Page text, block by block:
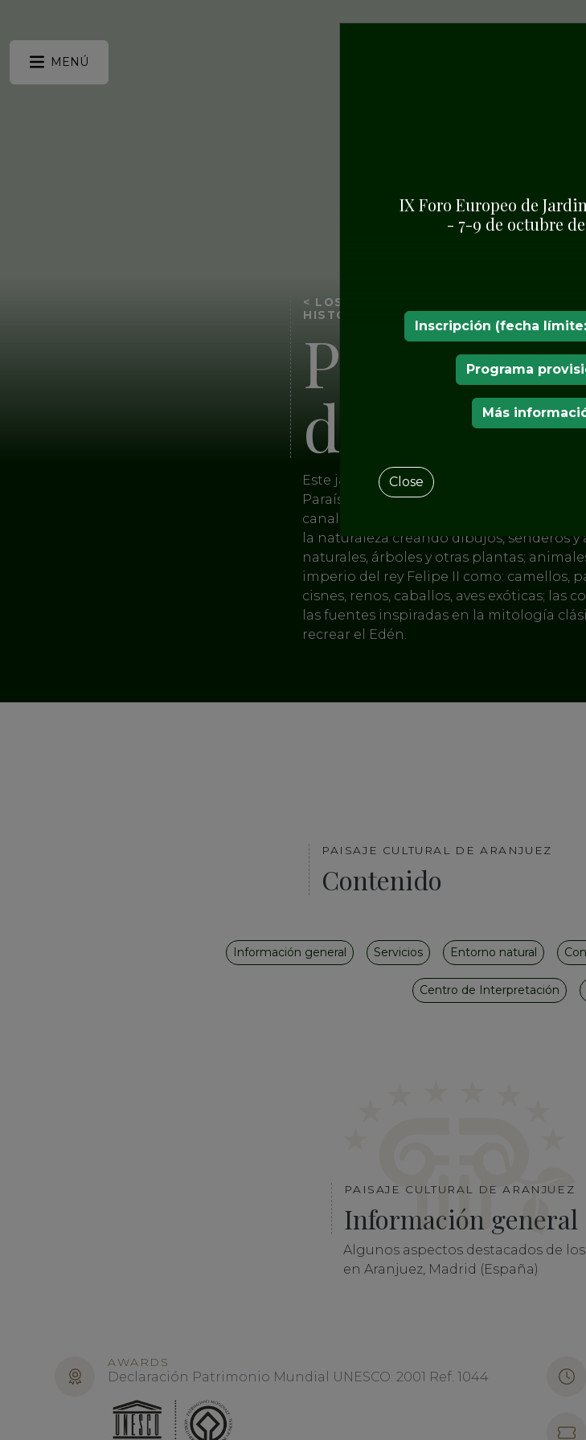
MENÚ
< LOS JARDINES DEL ITINERARIO
HISTÓRICOS
Paisaje
de
Este jardín es un buen ejemplo de la idea
Paraíso en la Tierra. El control de los ríos a
canales para evitar desbordamientos; la
la naturaleza creando dibujos, senderos
naturales, árboles y otras plantas;
imperio del rey Felipe II como: camellos,
cisnes, renos, caballos, aves exóticas; las
las fuentes inspiradas en la mitología
recrear el Edén.
PAISAJE CULTURAL DE ARANJUEZ
Contenido
Información general Servicios Entorno natural
Centro de Interpretación
PAISAJE CULTURAL DE ARANJUEZ
Información general
Algunos aspectos destacados de
en Aranjuez, Madrid (España)
AWARDS
Declaración Patrimonio Mundial UNESCO. 2001 Ref. 1044
IX Foro Europeo de
- 7-9 de octubre
Inscripción (fecha
Programa
Más
Close